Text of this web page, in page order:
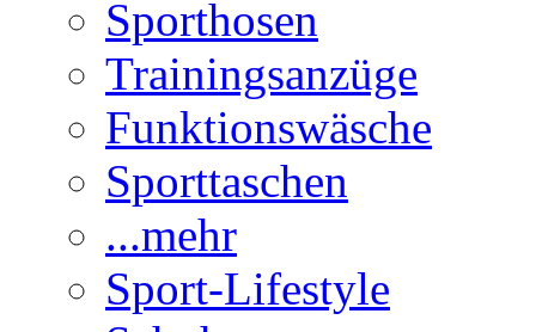
Sporthosen
Trainingsanzüge
Funktionswäsche
Sporttaschen
...mehr
Sport-Lifestyle